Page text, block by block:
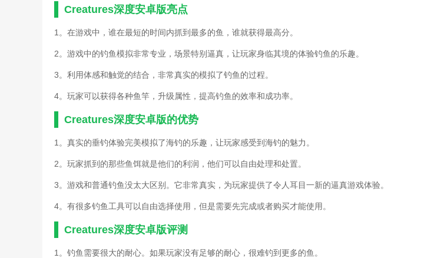
Creatures深度安卓版亮点
1。在游戏中，谁在最短的时间内抓到最多的鱼，谁就获得最高分。
2。游戏中的钓鱼模拟非常专业，场景特别逼真，让玩家身临其境的体验钓鱼的乐趣。
3。利用体感和触觉的结合，非常真实的模拟了钓鱼的过程。
4。玩家可以获得各种鱼竿，升级属性，提高钓鱼的效率和成功率。
Creatures深度安卓版的优势
1。真实的垂钓体验完美模拟了海钓的乐趣，让玩家感受到海钓的魅力。
2。玩家抓到的那些鱼饵就是他们的利润，他们可以自由处理和处置。
3。游戏和普通钓鱼没太大区别。它非常真实，为玩家提供了令人耳目一新的逼真游戏体验。
4。有很多钓鱼工具可以自由选择使用，但是需要先完成或者购买才能使用。
Creatures深度安卓版评测
1。钓鱼需要很大的耐心。如果玩家没有足够的耐心，很难钓到更多的鱼。